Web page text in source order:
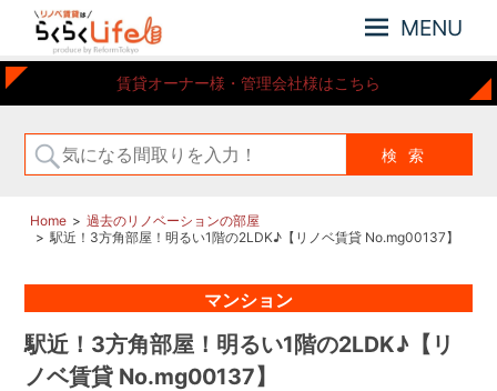
ノ
ベ
賃
は
ら
く
ら
く
Life
元
近
郊
ノ
ン
さ
MENU
賃貸オーナー様・管理会社様はこちら
Home
過去のリノベーションの部屋
駅近！3方角部屋！明るい1階の2LDK♪【リノベ賃貸 No.mg00137】
マンション
駅近！3方角部屋！明るい1階の2LDK♪【リ
ノベ賃貸 No.mg00137】